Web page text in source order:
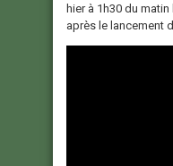
hier à 1h30 du
après le lancement